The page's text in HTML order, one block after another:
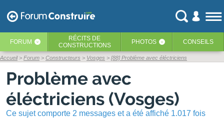
FORUM ‹ RÉCITS DE
CONSTRUCTIONS
PHOTOS ‹ CONSEILS
Accueil Forum Constructeurs Vosges [88] Problème avec éléctriciens
Problème avec
éléctriciens (Vosges)
Ce sujet comporte 2 messages et a été affiché 1.017 fois